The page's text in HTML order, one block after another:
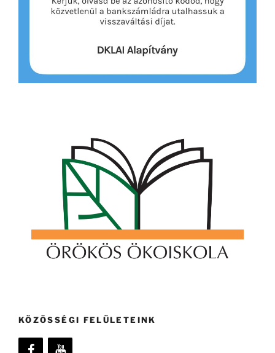
KÖZÖSSÉGI FELÜLETEINK